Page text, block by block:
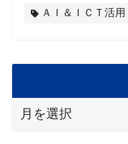
ＡＩ＆ＩＣＴ活用